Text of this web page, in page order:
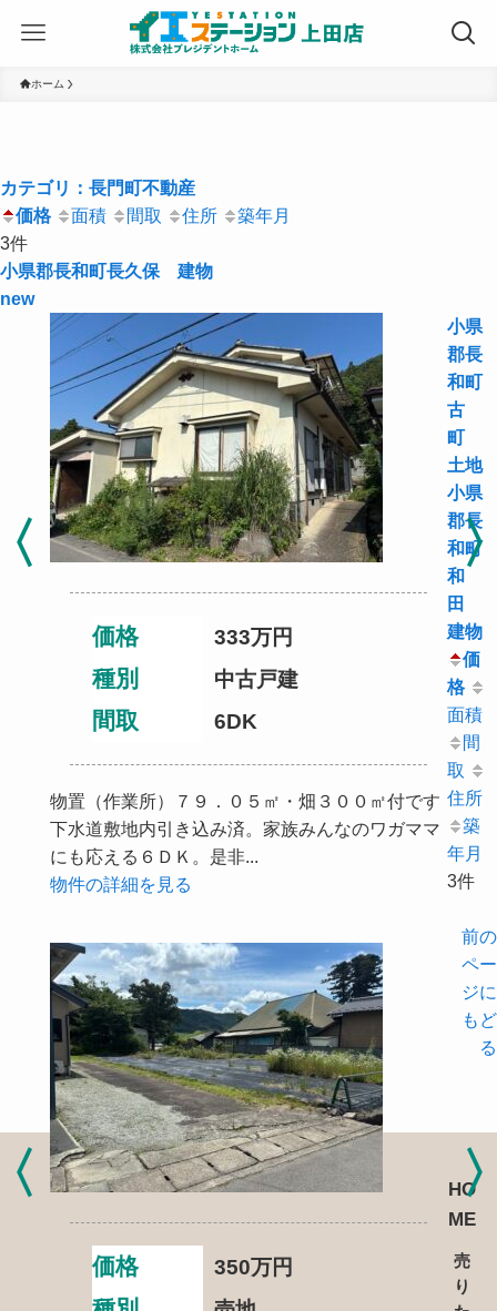
ホーム
カテゴリ：長門町不動産
価格
面積 間取 住所
築年月
3件
小県郡長和町長久保 建物
new
価格 333万円
種別 中古戸建
間取 6DK
物置（作業所）７９．０５㎡・畑３００㎡付です
下水道敷地内引き込み済。家族みんなのワガママ
にも応える６ＤＫ。是非...
物件の詳細を見る
小県
郡長
和町
古
町
土地
価格 350万円
小県
郡長
和町
和
田
建物
価
格
面積
間
取
住所
築
年月
3件
前の
ペー
ジに
もど
る
HO
ME
売
り